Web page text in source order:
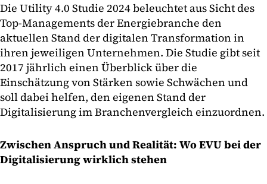
Die Utility 4.0 Studie 2024 beleuchtet aus Sicht des
Top-Managements der Energiebranche den
aktuellen Stand der digitalen Transformation in
ihren jeweiligen Unternehmen. Die Studie gibt seit
2017 jährlich einen Überblick über die
Einschätzung von Stärken sowie Schwächen und
soll dabei helfen, den eigenen Stand der
Digitalisierung im Branchenvergleich einzuordnen.
Zwischen Anspruch und Realität: Wo EVU bei der
Digitalisierung wirklich stehen